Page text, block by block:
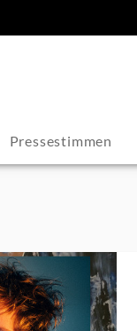
Pressestimmen